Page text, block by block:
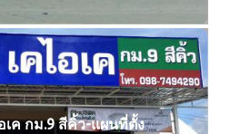
เค กม.9 สีคิ้ว-แผนที่ตั้ง